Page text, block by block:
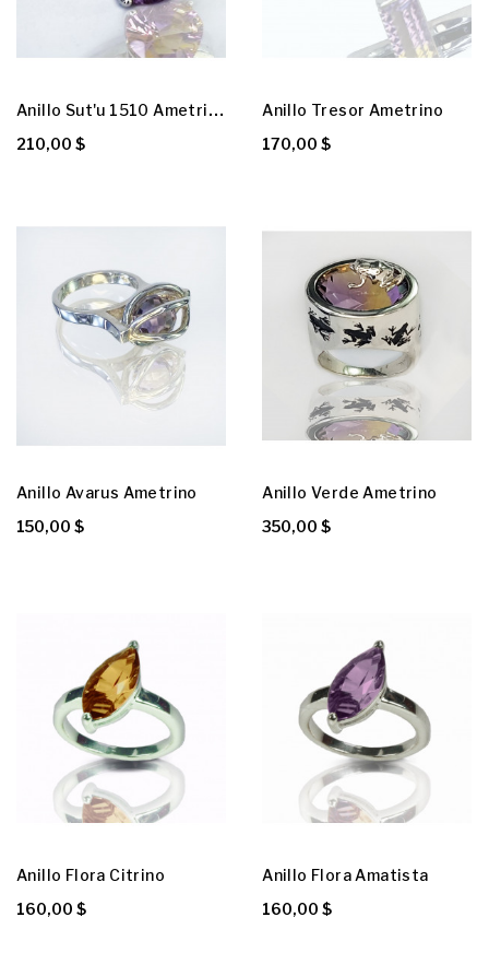
A
Nillo Sut'u 1510 Ametrino
210,00 $
Anillo Tresor Ametrino
170,00 $
Anillo Avarus Ametrino
150,00 $
Anillo Verde Ametrino
350,00 $
Anillo Flora Citrino
160,00 $
Anillo Flora Amatista
160,00 $